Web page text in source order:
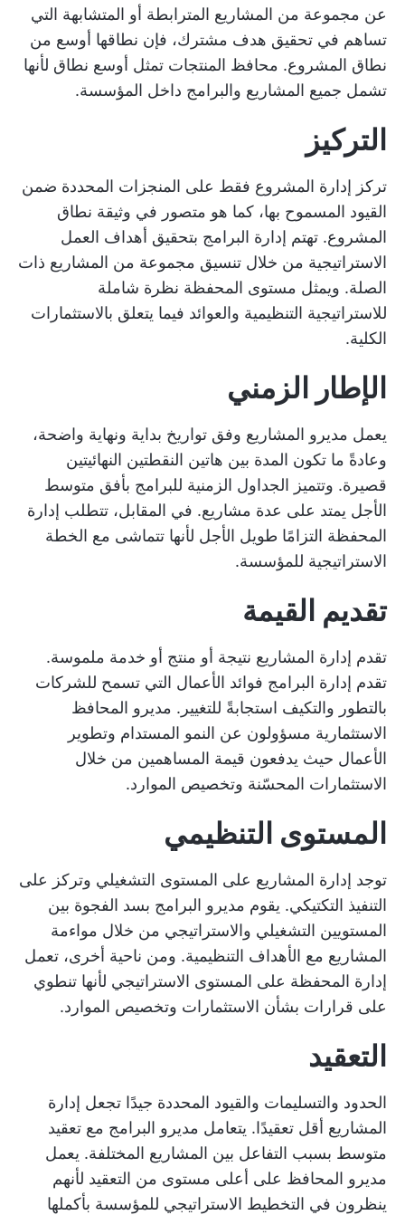
عن مجموعة من المشاريع المترابطة أو المتشابهة التي
تساهم في تحقيق هدف مشترك، فإن نطاقها أوسع من
نطاق المشروع. محافظ المنتجات تمثل أوسع نطاق لأنها
تشمل جميع المشاريع والبرامج داخل المؤسسة.
التركيز
تركز إدارة المشروع فقط على المنجزات المحددة ضمن
القيود المسموح بها، كما هو متصور في وثيقة نطاق
المشروع. تهتم إدارة البرامج بتحقيق أهداف العمل
الاستراتيجية من خلال تنسيق مجموعة من المشاريع ذات
الصلة. ويمثل مستوى المحفظة نظرة شاملة
للاستراتيجية التنظيمية والعوائد فيما يتعلق بالاستثمارات
الكلية.
الإطار الزمني
يعمل مديرو المشاريع وفق تواريخ بداية ونهاية واضحة،
وعادةً ما تكون المدة بين هاتين النقطتين النهائيتين
قصيرة. وتتميز الجداول الزمنية للبرامج بأفق متوسط
الأجل يمتد على عدة مشاريع. في المقابل، تتطلب إدارة
المحفظة التزامًا طويل الأجل لأنها تتماشى مع الخطة
الاستراتيجية للمؤسسة.
تقديم القيمة
تقدم إدارة المشاريع نتيجة أو منتج أو خدمة ملموسة.
تقدم إدارة البرامج فوائد الأعمال التي تسمح للشركات
بالتطور والتكيف استجابةً للتغيير. مديرو المحافظ
الاستثمارية مسؤولون عن النمو المستدام وتطوير
الأعمال حيث يدفعون قيمة المساهمين من خلال
الاستثمارات المحسّنة وتخصيص الموارد.
المستوى التنظيمي
توجد إدارة المشاريع على المستوى التشغيلي وتركز على
التنفيذ التكتيكي. يقوم مديرو البرامج بسد الفجوة بين
المستويين التشغيلي والاستراتيجي من خلال مواءمة
المشاريع مع الأهداف التنظيمية. ومن ناحية أخرى، تعمل
إدارة المحفظة على المستوى الاستراتيجي لأنها تنطوي
على قرارات بشأن الاستثمارات وتخصيص الموارد.
التعقيد
الحدود والتسليمات والقيود المحددة جيدًا تجعل إدارة
المشاريع أقل تعقيدًا. يتعامل مديرو البرامج مع تعقيد
متوسط بسبب التفاعل بين المشاريع المختلفة. يعمل
مديرو المحافظ على أعلى مستوى من التعقيد لأنهم
ينظرون في التخطيط الاستراتيجي للمؤسسة بأكملها